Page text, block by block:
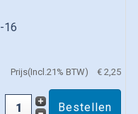
16
Prijs(Incl.21% BTW) € 2,25